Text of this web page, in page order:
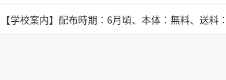
【学校案内】配布時期：6月頃、本体：無料、送料